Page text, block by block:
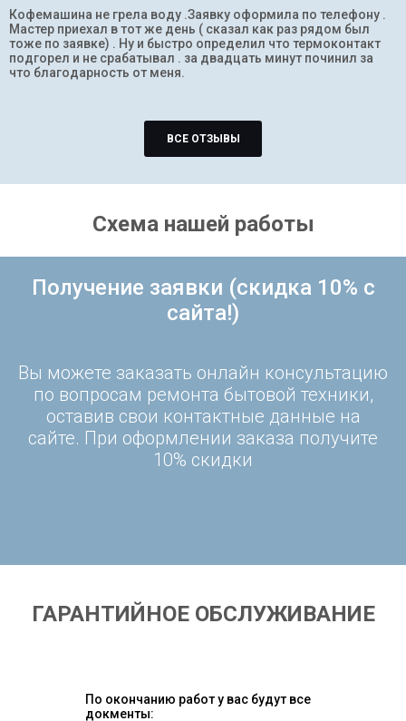
Кофемашина не грела воду .Заявку оформила по телефону .
Мастер приехал в тот же день ( сказал как раз рядом был
тоже по заявке) . Ну и быстро определил что термоконтакт
подгорел и не срабатывал . за двадцать минут починил за
что благодарность от меня.
ВСЕ ОТЗЫВЫ
Схема нашей работы
Получение заявки (скидка 10% с
сайта!)
Вы можете заказать онлайн консультацию
по вопросам ремонта бытовой техники,
оставив свои контактные данные на
сайте. При оформлении заказа получите
10% скидки
ГАРАНТИЙНОЕ ОБСЛУЖИВАНИЕ
По окончанию работ у вас будут все
докменты: